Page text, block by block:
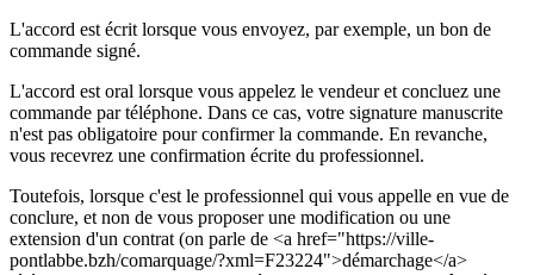
L'accord est écrit lorsque vous envoyez, par exemple, un bon de
commande signé.
L'accord est oral lorsque vous appelez le vendeur et concluez une
commande par téléphone. Dans ce cas, votre signature manuscrite
n'est pas obligatoire pour confirmer la commande. En revanche,
vous recevrez une confirmation écrite du professionnel.
Toutefois, lorsque c'est le professionnel qui vous appelle en vue de
conclure, et non de vous proposer une modification ou une
extension d'un contrat (on parle de <a href="https://ville-
pontlabbe.bzh/comarquage/?xml=F23224">démarchage</a>